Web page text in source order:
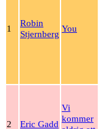
1
Robin
Stjernberg
You
2 Eric Gadd
Vi
kommer